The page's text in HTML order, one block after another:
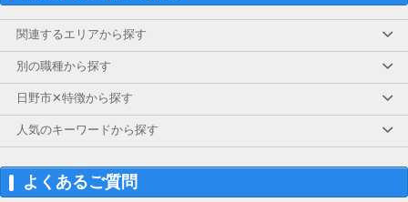
ご希望があれば教えてください！
【給与支払】
＼給与速払いサービスを導入★!!／
飲み会・結婚式のご祝儀・旅行 etc.
急な出費なども"日払い"対応で安心♪
＊ご利用規定＊
・支給額の上限あり
・利用手数料あり
関連するエリアから探す
別の職種から探す
日野市✕特徴から探す
人気のキーワードから探す
よくあるご質問